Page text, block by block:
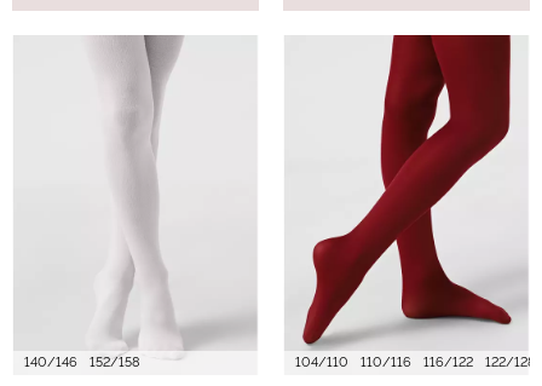
140/146 152/158 104/110 110/116 116/122 122/128